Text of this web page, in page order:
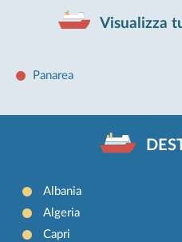
Visualizza
Panarea
Albania
Algeria
Capri